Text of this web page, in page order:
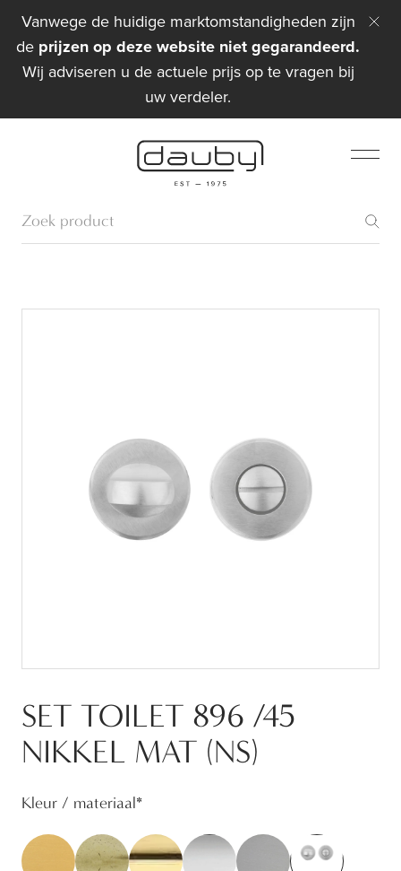
Vanwege de huidige marktomstandigheden zijn
de prijzen op deze website niet gegarandeerd.
Wij adviseren u de actuele prijs op te vragen bij
uw verdeler.
SET TOILET 896 /45
NIKKEL MAT (NS)
Kleur / materiaal*